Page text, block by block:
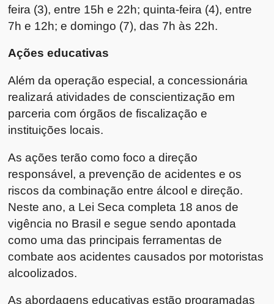
feira (3), entre 15h e 22h; quinta-feira (4), entre
7h e 12h; e domingo (7), das 7h às 22h.
Ações educativas
Além da operação especial, a concessionária
realizará atividades de conscientização em
parceria com órgãos de fiscalização e
instituições locais.
As ações terão como foco a direção
responsável, a prevenção de acidentes e os
riscos da combinação entre álcool e direção.
Neste ano, a Lei Seca completa 18 anos de
vigência no Brasil e segue sendo apontada
como uma das principais ferramentas de
combate aos acidentes causados por motoristas
alcoolizados.
As abordagens educativas estão programadas